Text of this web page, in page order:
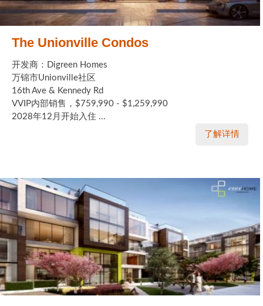
The Unionville Condos
开发商：Digreen Homes
万锦市Unionville社区
16th Ave & Kennedy Rd
VVIP内部销售，$759,990 - $1,259,990
2028年12月开始入住 ...
了解详情